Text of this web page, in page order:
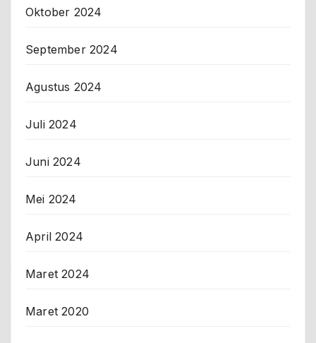
Oktober 2024
September 2024
Agustus 2024
Juli 2024
Juni 2024
Mei 2024
April 2024
Maret 2024
Maret 2020